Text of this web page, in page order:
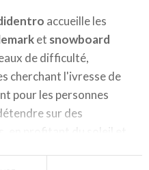
accueille les
et snowboard
de difficulté,
cherchant l'ivresse de
pour les personnes
sur des
en profitant du soleil et